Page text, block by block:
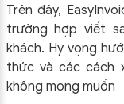
Trên đây,
trường hợp viết
khách. Hy vọng
thức và các cách
không mong muốn